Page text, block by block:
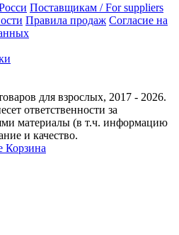
Поставщикам / For suppliers
Правила продаж Согласие на
для взрослых, 2017 - 2026.
ответственности за
материалы (в т.ч. информацию
и качество.
Корзина